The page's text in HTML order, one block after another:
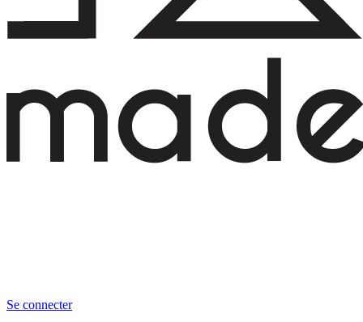
Se connecter